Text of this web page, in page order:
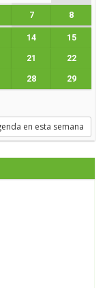
7 8
14 15
21 22
28 29
en esta semana